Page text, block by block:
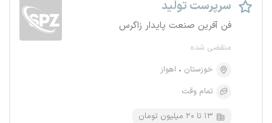
سرپرست تولید
فن آفرین صنعت پایدار زاگرس
منقضی شده
خوزستان
اهواز
تمام وقت
۱۳ تا ۲۰ میلیون تومان